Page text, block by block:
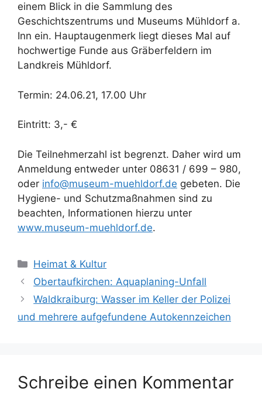
einem Blick in die Sammlung des
Geschichtszentrums und Museums Mühldorf a.
Inn ein. Hauptaugenmerk liegt dieses Mal auf
hochwertige Funde aus Gräberfeldern im
Landkreis Mühldorf.
Termin: 24.06.21, 17.00 Uhr
Eintritt: 3,- €
Die Teilnehmerzahl ist begrenzt. Daher wird um
Anmeldung entweder unter 08631 / 699 – 980,
oder info@museum-muehldorf.de gebeten. Die
Hygiene- und Schutzmaßnahmen sind zu
beachten, Informationen hierzu unter
www.museum-muehldorf.de.
Kategorien
Heimat & Kultur
Obertaufkirchen: Aquaplaning-Unfall
Waldkraiburg: Wasser im Keller der Polizei
und mehrere aufgefundene Autokennzeichen
Schreibe einen Kommentar